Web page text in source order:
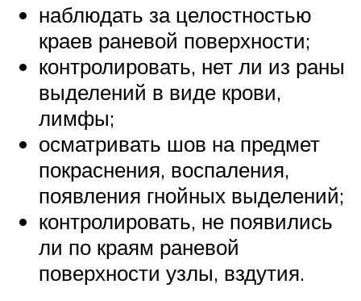
наблюдать за целостностью
краев раневой поверхности;
контролировать, нет ли из раны
выделений в виде крови,
лимфы;
осматривать шов на предмет
покраснения, воспаления,
появления гнойных выделений;
контролировать, не появились
ли по краям раневой
поверхности узлы, вздутия.